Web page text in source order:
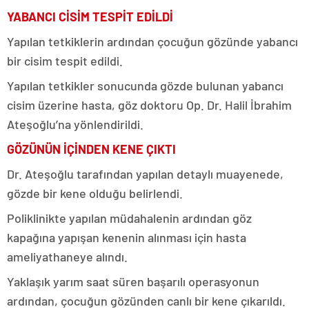
YABANCI CİSİM TESPİT EDİLDİ
Yapılan tetkiklerin ardından çocuğun gözünde yabancı
bir cisim tespit edildi.
Yapılan tetkikler sonucunda gözde bulunan yabancı
cisim üzerine hasta, göz doktoru Op. Dr. Halil İbrahim
Ateşoğlu’na yönlendirildi.
GÖZÜNÜN İÇİNDEN KENE ÇIKTI
Dr. Ateşoğlu tarafından yapılan detaylı muayenede,
gözde bir kene olduğu belirlendi.
Poliklinikte yapılan müdahalenin ardından göz
kapağına yapışan kenenin alınması için hasta
ameliyathaneye alındı.
Yaklaşık yarım saat süren başarılı operasyonun
ardından, çocuğun gözünden canlı bir kene çıkarıldı.